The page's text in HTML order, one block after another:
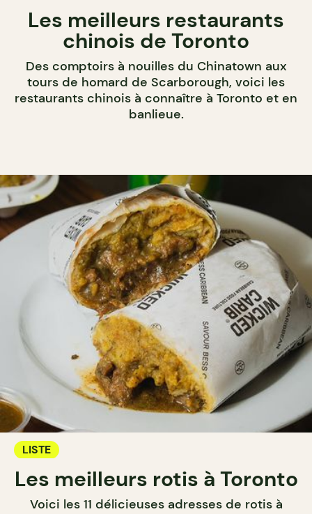
Les meilleurs restaurants
chinois de Toronto
Des comptoirs à nouilles du Chinatown aux
tours de homard de Scarborough, voici les
restaurants chinois à connaître à Toronto et en
banlieue.
LISTE
Les meilleurs rotis à Toronto
Voici les 11 délicieuses adresses de rotis à